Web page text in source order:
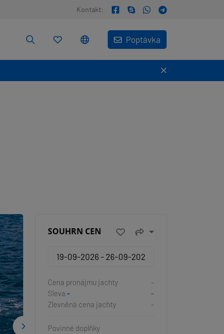
Kontakt:
Poptávka
SOUHRN CEN
Cena pronájmu jachty
-
Sleva -
-
Zlevněná cena jachty
-
Povinné doplňky